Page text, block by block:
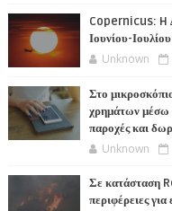
Copernicus: H
Ιουνίου-
Unknown
Στο
χρημάτων μέσω
παροχές και
Unknown
Σε κατάσταση
περιφέρειες